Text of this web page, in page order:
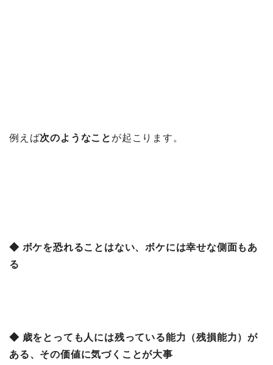
例えば次のようなこと が起こります。
◆ ボケを恐れることはない、ボケには幸せな側面もあ
る
◆ 歳をとっても人には残っている能力（残損能力）が
ある、その価値に気づくことが大事